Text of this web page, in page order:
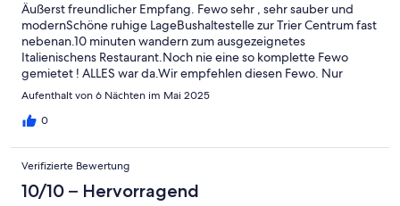
Äußerst freundlicher Empfang. Fewo sehr , sehr sauber und
modernSchöne ruhige LageBushaltestelle zur Trier Centrum fast
nebenan.10 minuten wandern zum ausgezeignetes
Italienischens Restaurant.Noch nie eine so komplette Fewo
gemietet ! ALLES war da.Wir empfehlen diesen Fewo. Nur
Achtung...man muss viele Treppen hoch.
Aufenthalt von 6 Nächten im Mai 2025
0
Verifizierte Bewertung
10/10 – Hervorragend